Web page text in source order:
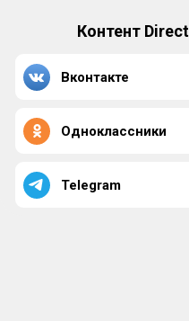
Контент
Вконтакте
Одноклассники
Telegram